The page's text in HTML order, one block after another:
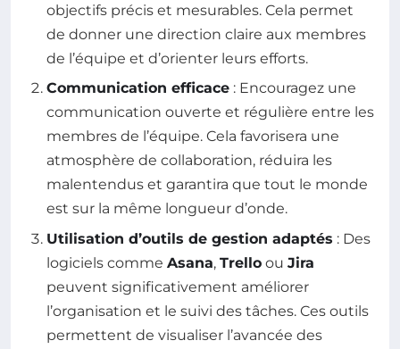
objectifs précis et mesurables. Cela permet
de donner une direction claire aux membres
de l’équipe et d’orienter leurs efforts.
Communication efficace : Encouragez une
communication ouverte et régulière entre les
membres de l’équipe. Cela favorisera une
atmosphère de collaboration, réduira les
malentendus et garantira que tout le monde
est sur la même longueur d’onde.
Utilisation d’outils de gestion adaptés : Des
logiciels comme Asana, Trello ou Jira
peuvent significativement améliorer
l’organisation et le suivi des tâches. Ces outils
permettent de visualiser l’avancée des